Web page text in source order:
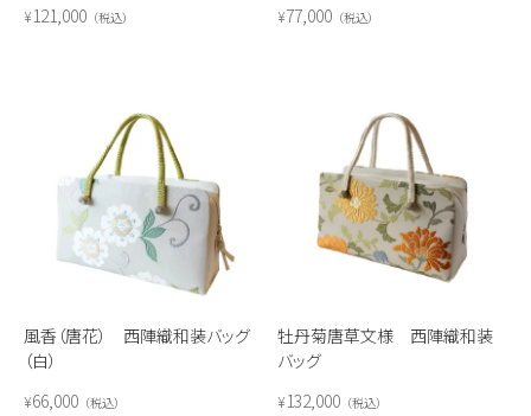
¥121,000 税込 ¥77,000 税込
風香（唐花） 西陣織和装バッグ
（白）
¥66,000 税込
牡丹菊唐草文様 西陣織和装
バッグ
¥132,000 税込